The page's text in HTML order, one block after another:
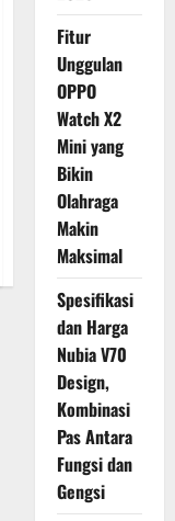
Fitur
Unggulan
OPPO
Watch X2
Mini yang
Bikin
Olahraga
Makin
Maksimal
Spesifikasi
dan Harga
Nubia V70
Design,
Kombinasi
Pas Antara
Fungsi dan
Gengsi